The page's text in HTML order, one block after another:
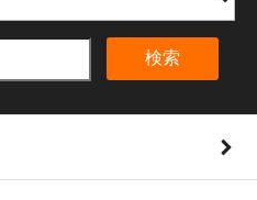
検索